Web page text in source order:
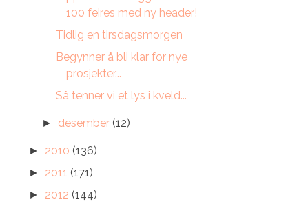
100 feires med ny header!
Tidlig en tirsdagsmorgen
Begynner å bli klar for nye
prosjekter...
Så tenner vi et lys i kveld...
► desember (12)
► 2010 (136)
► 2011 (171)
► 2012 (144)